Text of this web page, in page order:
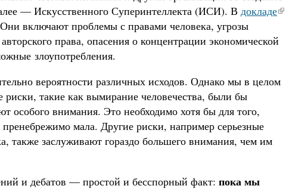
— Искусственного Суперинтеллекта (ИСИ). В докладе
включают проблемы с правами человека, угрозы
права, опасения о концентрации экономической
злоупотребления.
вероятности различных исходов. Однако мы в целом
такие как вымирание человечества, были бы
особого внимания. Это необходимо хотя бы для того,
пренебрежимо мала. Другие риски, например серьезные
также заслуживают гораздо большего внимания, чем им
и дебатов — простой и бесспорный факт: пока мы